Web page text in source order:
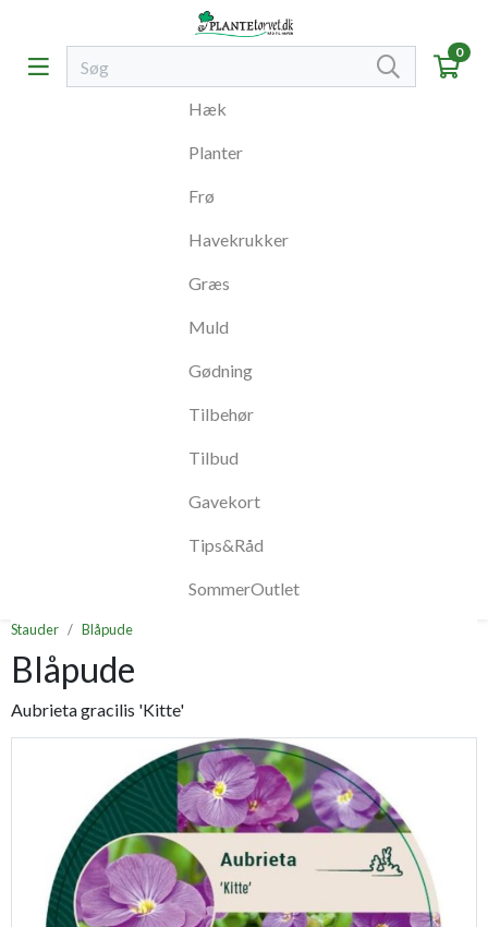
0
Hæk
Planter
Frø
Havekrukker
Græs
Muld
Gødning
Tilbehør
Tilbud
Gavekort
Tips&Råd
SommerOutlet
Stauder Blåpude
Blåpude
Aubrieta gracilis 'Kitte'